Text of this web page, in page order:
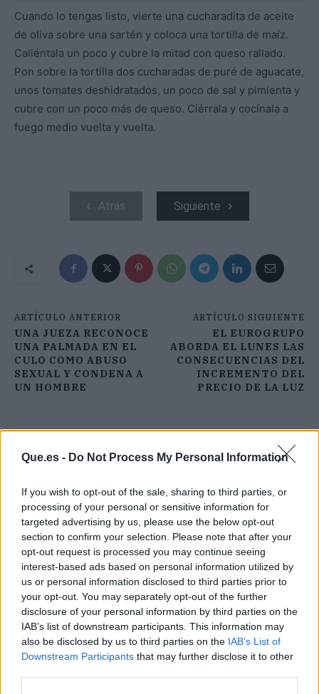
Que.es - Do Not Process My Personal Information
If you wish to opt-out of the sale, sharing to third parties, or
processing of your personal or sensitive information for
targeted advertising by us, please use the below opt-out
section to confirm your selection. Please note that after your
opt-out request is processed you may continue seeing
interest-based ads based on personal information utilized by
us or personal information disclosed to third parties prior to
your opt-out. You may separately opt-out of the further
disclosure of your personal information by third parties on the
IAB’s list of downstream participants. This information may
also be disclosed by us to third parties on the IAB’s List of
Downstream Participants that may further disclose it to other
Cuando lo tengas listo, vierte una cucharadita de aceite
de oliva sobre una sartén y coloca una tortilla de maíz.
Caliéntala un poco y cubre la mitad con queso rallado.
Pon sobre la tortilla dos cucharadas de puré de aguacate,
unos tomates deshidratados, un poco de sal y pimienta y
cubre con un poco más de queso. Ciérrala y cocínala a
fuego medio vuelta y vuelta.
Atrás Siguiente
ARTÍCULO ANTERIOR
UNA JUEZA RECONOCE
UNA PALMADA EN EL
CULO COMO ABUSO
SEXUAL Y CONDENA A
UN HOMBRE
ARTÍCULO SIGUIENTE
EL EUROGRUPO
ABORDA EL LUNES LAS
CONSECUENCIAS DEL
INCREMENTO DEL
PRECIO DE LA LUZ
Publicidad